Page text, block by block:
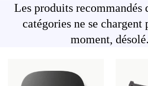
Les produits recommandés
catégories ne se chargent
moment, désolé.